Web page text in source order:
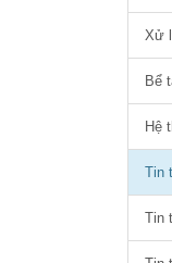
Xử
Bể
Hệ
Tin
Tin